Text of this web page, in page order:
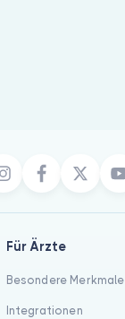
Für Ärzte
Besondere Merkmale
Integrationen